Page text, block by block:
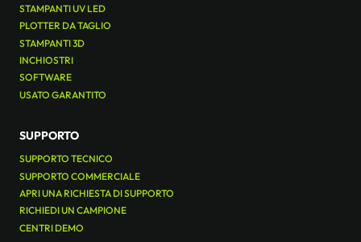
STAMPANTI UV LED
PLOTTER DA TAGLIO
STAMPANTI 3D
INCHIOSTRI
SOFTWARE
USATO GARANTITO
SUPPORTO
SUPPORTO TECNICO
SUPPORTO COMMERCIALE
APRI UNA RICHIESTA DI SUPPORTO
RICHIEDI UN CAMPIONE
CENTRI DEMO